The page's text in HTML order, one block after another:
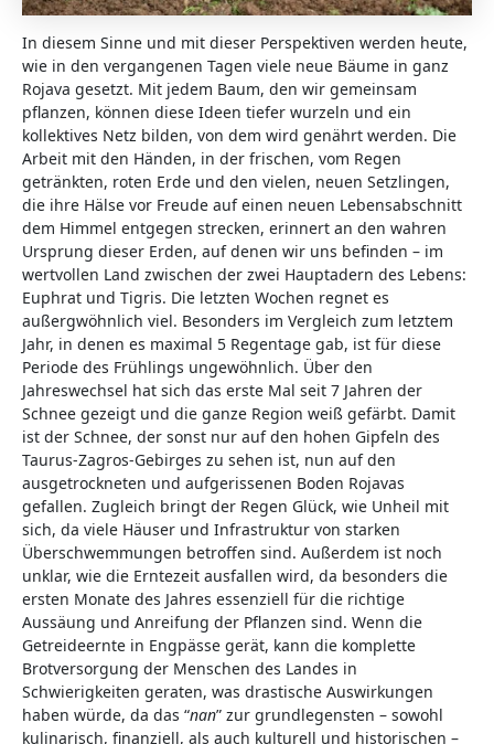
In diesem Sinne und mit dieser Perspektiven werden heute,
wie in den vergangenen Tagen viele neue Bäume in ganz
Rojava gesetzt. Mit jedem Baum, den wir gemeinsam
pflanzen, können diese Ideen tiefer wurzeln und ein
kollektives Netz bilden, von dem wird genährt werden. Die
Arbeit mit den Händen, in der frischen, vom Regen
getränkten, roten Erde und den vielen, neuen Setzlingen,
die ihre Hälse vor Freude auf einen neuen Lebensabschnitt
dem Himmel entgegen strecken, erinnert an den wahren
Ursprung dieser Erden, auf denen wir uns befinden – im
wertvollen Land zwischen der zwei Hauptadern des Lebens:
Euphrat und Tigris. Die letzten Wochen regnet es
außergwöhnlich viel. Besonders im Vergleich zum letztem
Jahr, in denen es maximal 5 Regentage gab, ist für diese
Periode des Frühlings ungewöhnlich. Über den
Jahreswechsel hat sich das erste Mal seit 7 Jahren der
Schnee gezeigt und die ganze Region weiß gefärbt. Damit
ist der Schnee, der sonst nur auf den hohen Gipfeln des
Taurus-Zagros-Gebirges zu sehen ist, nun auf den
ausgetrockneten und aufgerissenen Boden Rojavas
gefallen. Zugleich bringt der Regen Glück, wie Unheil mit
sich, da viele Häuser und Infrastruktur von starken
Überschwemmungen betroffen sind. Außerdem ist noch
unklar, wie die Erntezeit ausfallen wird, da besonders die
ersten Monate des Jahres essenziell für die richtige
Aussäung und Anreifung der Pflanzen sind. Wenn die
Getreideernte in Engpässe gerät, kann die komplette
Brotversorgung der Menschen des Landes in
Schwierigkeiten geraten, was drastische Auswirkungen
haben würde, da das “nan” zur grundlegensten – sowohl
kulinarisch, finanziell, als auch kulturell und historischen –